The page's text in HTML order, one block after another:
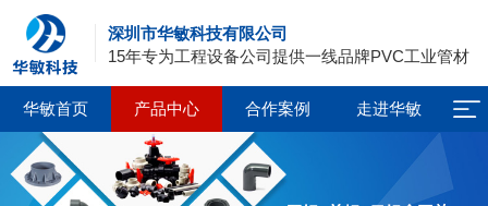
深圳市华敏科技有限公司
15年专为工程设备公司提供一线品牌PVC工业管材
华敏首页 产品中心 合作案例 走进华敏